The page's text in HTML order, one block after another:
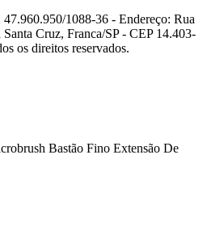
1088-36 - Endereço: Rua
Cruz, Franca/SP - CEP 14.403-
os direitos reservados.
Bastão Fino Extensão De